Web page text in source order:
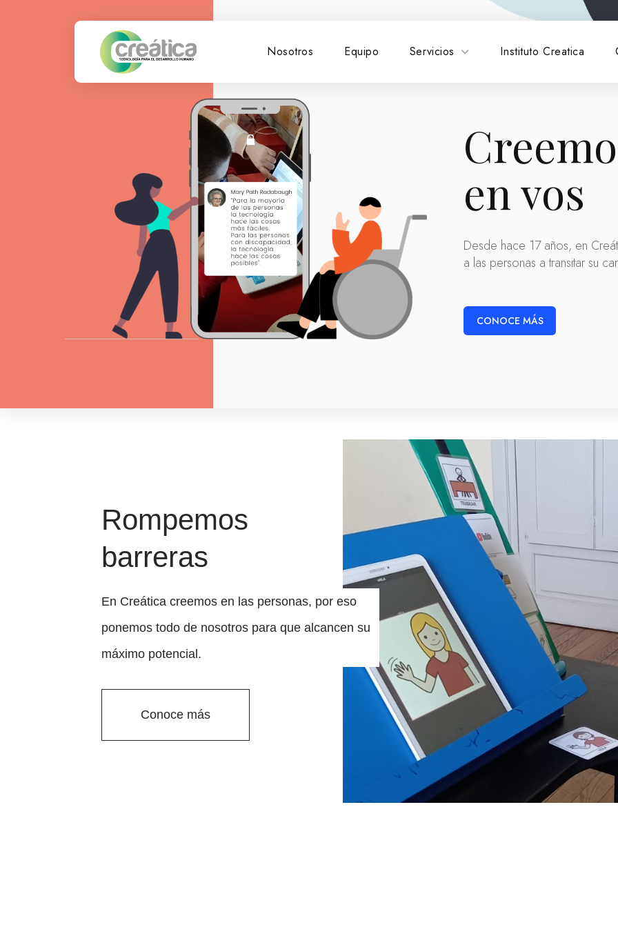
Nosotros Equipo Servicios Instituto Creatica
en vos
Desde hace 17 años, en
a las personas a transitar su
CONOCE MÁS
Rompemos
barreras
En Creática creemos en las personas, por eso
ponemos todo de nosotros para que alcancen su
máximo potencial.
Conoce más